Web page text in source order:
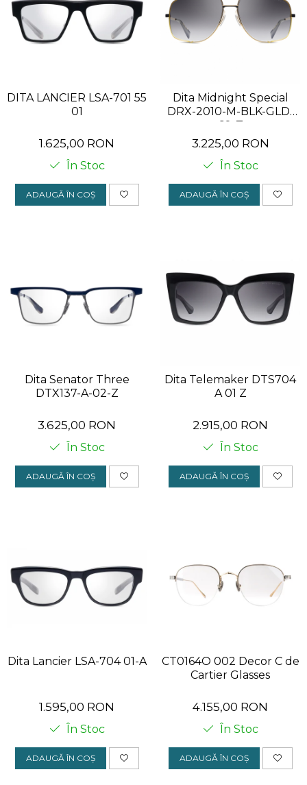
Affordable
Minimalist
Retro-chic
hipoalergenic
Retro-chic
Last chance %
Cartier
CAZAL
DITA
DITA LANCIER
EXALTO
JOOLY
KUBORAUM
LINDA FARROW
MATSUDA
MAUI JIM
MAYBACH
OAKLEY
OLIVER PEOPLES
OXIBIS
PETER AND MAY
PRADA
RAY-BAN
DITA LANCIER LSA-701 55
01
1.625,00 RON
În Stoc
ADAUGĂ ÎN COȘ
Dita Midnight Special
DRX-2010-M-BLK-GLD-
60-Z
3.225,00 RON
În Stoc
ADAUGĂ ÎN COȘ
Dita Senator Three
DTX137-A-02-Z
3.625,00 RON
În Stoc
ADAUGĂ ÎN COȘ
Dita Telemaker DTS704
A 01 Z
2.915,00 RON
În Stoc
ADAUGĂ ÎN COȘ
Dita Lancier LSA-704 01-A
1.595,00 RON
În Stoc
ADAUGĂ ÎN COȘ
CT0164O 002 Decor C de
Cartier Glasses
4.155,00 RON
În Stoc
ADAUGĂ ÎN COȘ